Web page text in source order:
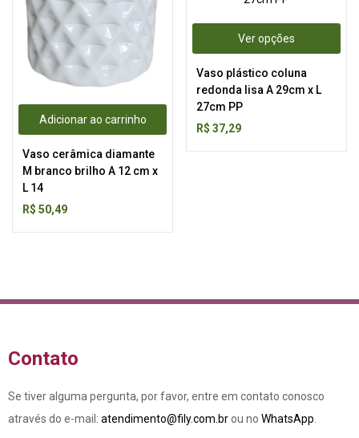
Adicionar ao carrinho
Vaso cerâmica diamante
M branco brilho A 12 cm x
L 14
R$ 50,49
Ver opções
Vaso plástico coluna
redonda lisa A 29cm x L
27cm PP
R$ 37,29
Contato
Se tiver alguma pergunta, por favor, entre em contato conosco
através do e-mail: atendimento@fily.com.brou no WhatsApp